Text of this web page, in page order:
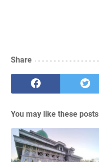
Share
You may like these posts